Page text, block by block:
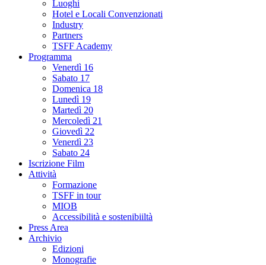
Luoghi
Hotel e Locali Convenzionati
Industry
Partners
TSFF Academy
Programma
Venerdì 16
Sabato 17
Domenica 18
Lunedì 19
Martedì 20
Mercoledì 21
Giovedì 22
Venerdì 23
Sabato 24
Iscrizione Film
Attività
Formazione
TSFF in tour
MIOB
Accessibilità e sostenibiiltà
Press Area
Archivio
Edizioni
Monografie